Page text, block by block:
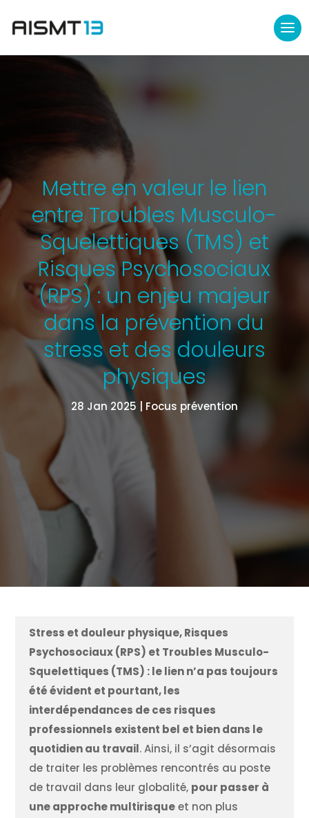
Mettre en valeur le lien
entre Troubles Musculo-
Squelettiques (TMS) et
Risques Psychosociaux
(RPS) : un enjeu majeur
dans la prévention du
stress et des douleurs
physiques
28 Jan 2025 Focus prévention
Stress et douleur physique, Risques
Psychosociaux (RPS) et Troubles Musculo-
Squelettiques (TMS) : le lien n’a pas toujours
été évident et pourtant, les
interdépendances de ces risques
professionnels existent bel et bien dans le
quotidien au travail. Ainsi, il s’agit désormais
de traiter les problèmes rencontrés au poste
de travail dans leur globalité, pour passer à
une approche multirisqueet non plus